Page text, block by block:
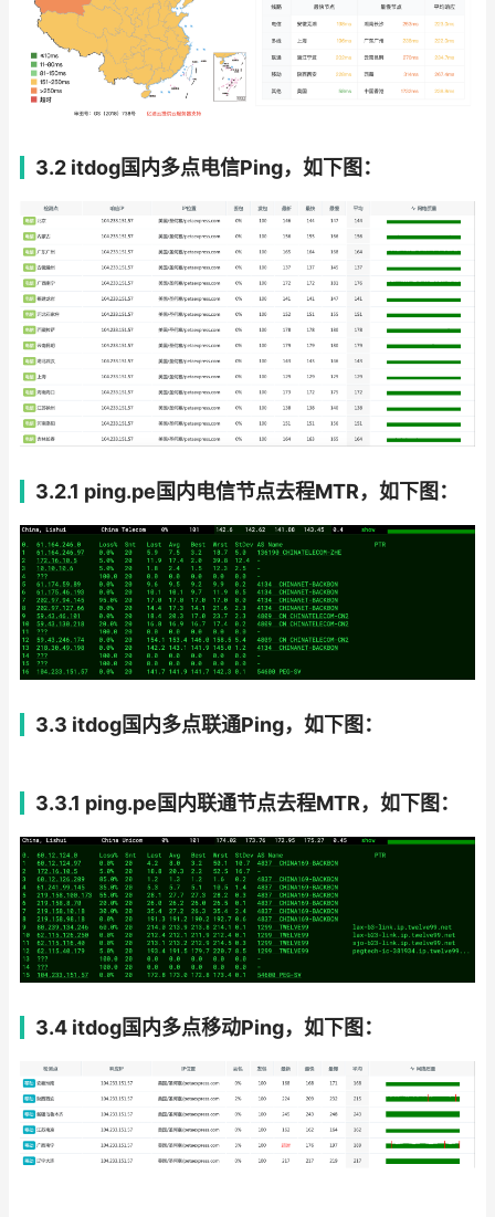
3.2 itdog国内多点电信Ping，如下图：
3.2.1 ping.pe国内电信节点去程MTR，如下图：
3.3 itdog国内多点联通Ping，如下图：
3.3.1 ping.pe国内联通节点去程MTR，如下图：
3.4 itdog国内多点移动Ping，如下图：